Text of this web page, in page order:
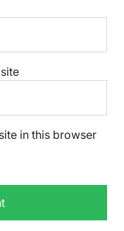
in this browser